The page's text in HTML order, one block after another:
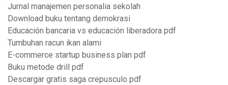
Jurnal manajemen personalia sekolah
Download buku tentang demokrasi
Educación bancaria vs educación liberadora pdf
Tumbuhan racun ikan alami
E-commerce startup business plan pdf
Buku metode drill pdf
Descargar gratis saga crepusculo pdf